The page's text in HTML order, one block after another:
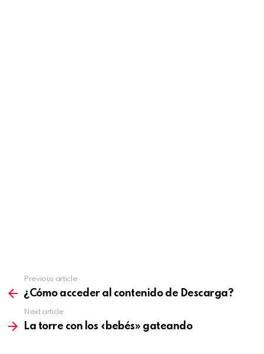
more
Previous article
¿Cómo acceder al contenido de Descarga?
Next article
La torre con los «bebés» gateando